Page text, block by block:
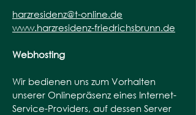
harzresidenz@t-online.de
www.harzresidenz-friedrichsbrunn.de
Webhosting
Wir bedienen uns zum Vorhalten
unserer Onlinepräsenz eines Internet-
Service-Providers, auf dessen Server